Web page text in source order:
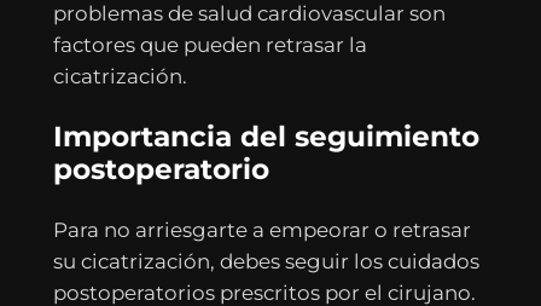
problemas de salud cardiovascular son
factores que pueden retrasar la
cicatrización.
Importancia del seguimiento
postoperatorio
Para no arriesgarte a empeorar o retrasar
su cicatrización, debes seguir los cuidados
postoperatorios prescritos por el cirujano.